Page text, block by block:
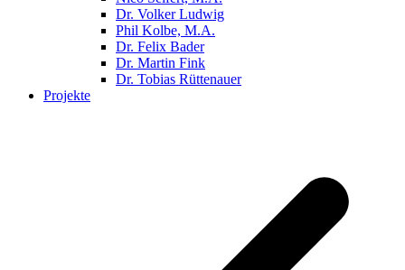
Dr. Volker Ludwig
Phil Kolbe, M.A.
Dr. Felix Bader
Dr. Martin Fink
Dr. Tobias Rüttenauer
Projekte